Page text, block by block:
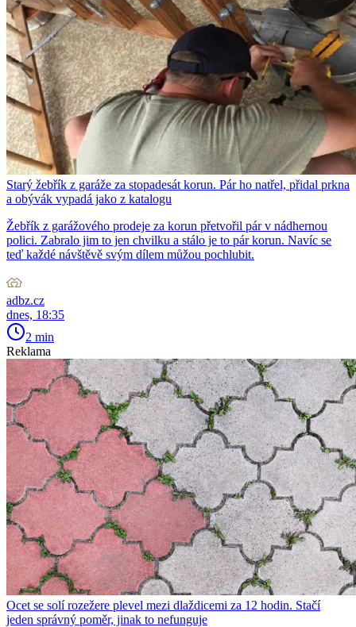
Starý žebřík z garáže za stopadesát korun. Pár ho natřel, přidal prkna
a obývák vypadá jako z katalogu
Žebřík z garážového prodeje za korun přetvořil pár v nádhernou
polici. Zabralo jim to jen chvilku a stálo je to pár korun. Navíc se
teď každé návštěvě svým dílem můžou pochlubit.
adbz.cz
dnes, 18:35
2 min
Reklama
Ocet se solí rozežere plevel mezi dlaždicemi za 12 hodin. Stačí
jeden správný poměr, jinak to nefunguje